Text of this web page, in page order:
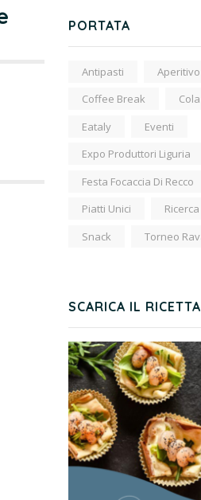
PORTATA
Antipasti Aperitivo
Coffee Break
Eataly
Eventi
Expo Produttori Liguria
Festa Focaccia Di Recco
Piatti Unici
Snack
Torneo
SCARICA IL